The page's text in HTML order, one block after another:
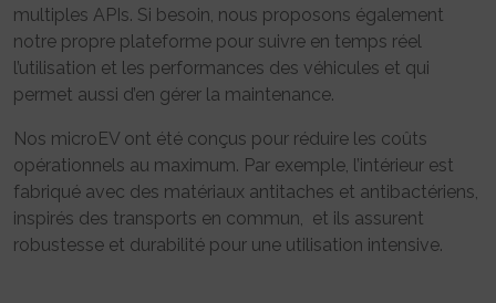
multiples APIs. Si besoin, nous proposons également
notre propre plateforme pour suivre en temps réel
l’utilisation et les performances des véhicules et qui
permet aussi d’en gérer la maintenance.
Nos microEV ont été conçus pour réduire les coûts
opérationnels au maximum. Par exemple, l’intérieur est
fabriqué avec des matériaux antitaches et antibactériens,
inspirés des transports en commun, et ils assurent
robustesse et durabilité pour une utilisation intensive.